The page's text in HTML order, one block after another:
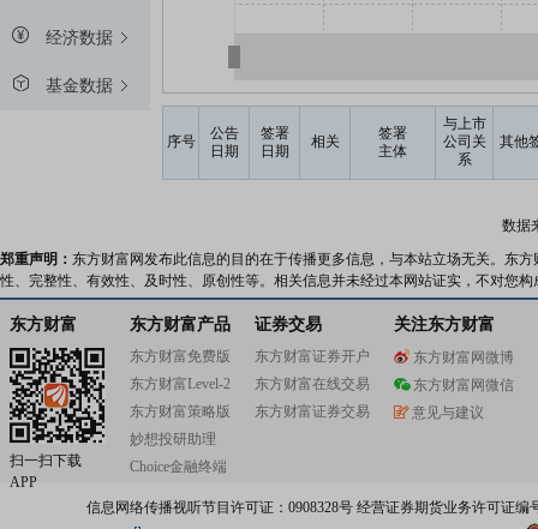
经济数据
基金数据
序号
公告
日期
签署
日期
相关
签署
主体
与上市
公司关
系
其他
数据
郑重声明： 东方财富网发布此信息的目的在于传播更多信息，与本站立场无关。东
性、完整性、有效性、及时性、原创性等。相关信息并未经过本网站证实，不对您
东方财富
扫一扫下载
APP
东方财富产品
东方财富免费版
东方财富Level-2
东方财富策略版
妙想投研助理
Choice金融终端
证券交易
东方财富证券开户
东方财富在线交易
东方财富证券交易
关注东方财富
东方财富网微博
东方财富网微信
意见与建议
信息网络传播视听节目许可证：0908328号 经营证券期货业务许可证编